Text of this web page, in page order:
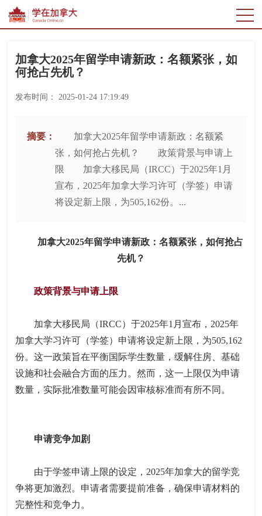
加拿大2025年留学申请新政：名额紧张，如
何抢占先机？
发布时间： 2025-01-24 17:19:49
摘要：
加拿大2025年留学申请新政：名额紧
张，如何抢占先机？ 政策背景与申请上
限 加拿大移民局（IRCC）于2025年1月
宣布，2025年加拿大学习许可（学签）申请
将设定新上限，为505,162份。...
加拿大2025年留学申请新政：名额紧张，如何抢占
先机？
政策背景与申请上限
加拿大移民局（IRCC）于2025年1月宣布，2025年
加拿大学习许可（学签）申请将设定新上限，为505,162
份。这一政策旨在平衡国际学生数量，缓解住房、基础
设施和社会融合方面的压力。然而，这一上限仅为申请
数量，实际批准数量可能会因审核标准而有所不同。
申请竞争加剧
由于学签申请上限的设定，2025年加拿大的留学竞
争将更加激烈。申请者需要提前准备，确保申请材料的
完整性和竞争力。